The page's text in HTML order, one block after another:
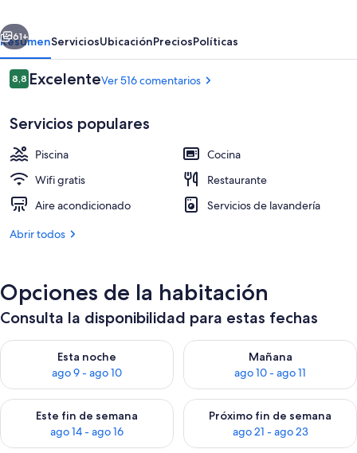
Ubicación cercana a la playa, arena
Siguiente
61+
ResumenServiciosUbicaciónPreciosPolíticas
Comentarios
8,88,8 de 10
ExcelenteVer 516 comentarios
Servicios populares
Piscina
Cocina
Wifi gratis
Restaurante
Aire acondicionado
Servicios de lavandería
Abrir todos
Opciones de la habitación
Consulta la disponibilidad para estas fechas
Esta noche
ago 9 - ago 10
Consulta la disponibilidad para esta noche, ago 9 - ago 10
Mañana
ago 10 - ago 11
Consulta la disponibilidad
Este fin de semana
ago 14 - ago 16
Consulta la disponibilidad para este fin de semana, ago 14 -
Próximo fin de semana
ago 21 - ago 23
Consulta la disponibilidad